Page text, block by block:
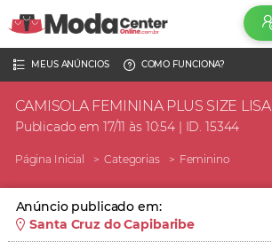
MEUS ANÚNCIOS
COMO FUNCIONA?
CAMISOLA FEMININA PLUS SIZE LISA
Publicado em 17/11 às 10:54 | ID. 15344
Página Inicial Categorias Feminino
Anúncio publicado em:
Santa Cruz do Capibaribe